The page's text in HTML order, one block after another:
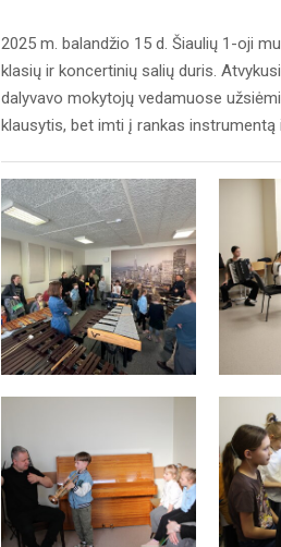
2025 m. balandžio 15 d. Šiaulių 1-oji
klasių ir koncertinių salių duris.
dalyvavo mokytojų vedamuose
klausytis, bet imti į rankas